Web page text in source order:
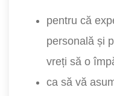
pentru că
personală și
vreți să o
ca să vă